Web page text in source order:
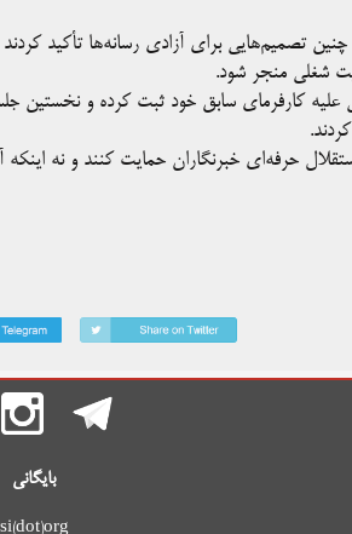
چنین تصمیم‌هایی برای آزادی رسانه‌ها تأکید
شغلی منجر شود.
علیه کارفرمای سابق خود ثبت کرده و نخستین
حرفه‌ای خبرنگاران حمایت کنند و نه اینکه
بایگانی